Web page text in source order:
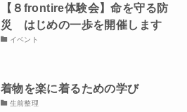
【８frontire体験会】命を守る防
災 はじめの一歩を開催します
イベント
着物を楽に着るための学び
生前整理